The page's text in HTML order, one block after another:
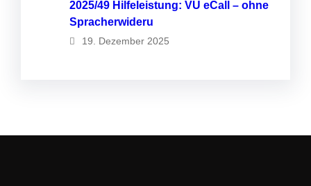
2025/49 Hilfeleistung: VU eCall – ohne
Spracherwideru
19. Dezember 2025